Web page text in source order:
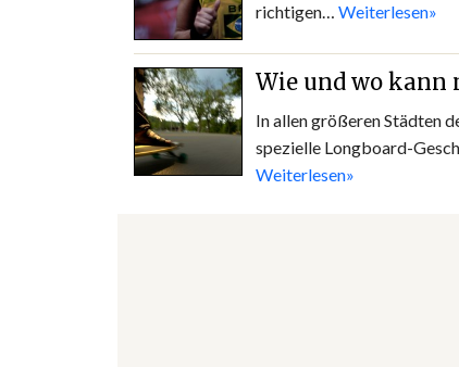
richtigen… Weiterlesen»
Wie und wo kann
In allen größeren Städten
spezielle Longboard-
Weiterlesen»